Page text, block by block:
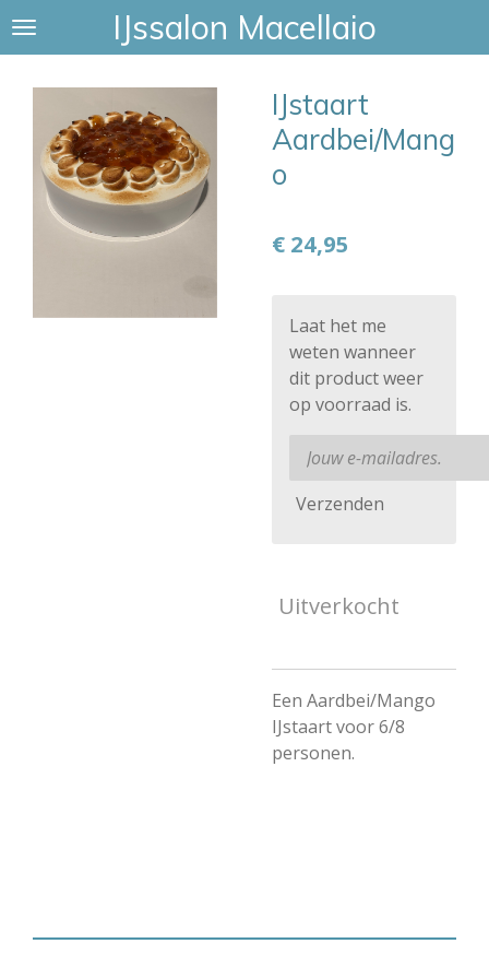
Ga
hoofdinhoud
IJssalon Macellaio
IJstaart
Aardbei/Mang
o
€ 24,95
Laat het me
weten wanneer
dit product weer
op voorraad is.
Verzenden
Uitverkocht
Een Aardbei/Mango
IJstaart voor 6/8
personen.